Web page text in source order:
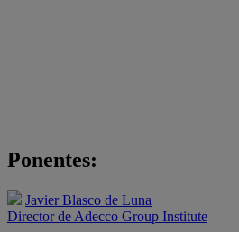
Ponentes:
Javier Blasco de Luna
Director de Adecco Group Institute